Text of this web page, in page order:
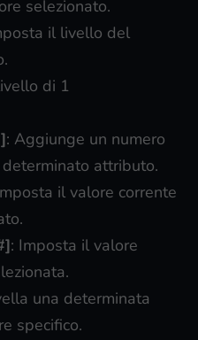
selezionato.
il livello del
di 1
: Aggiunge un numero
attributo.
il valore corrente
: Imposta il valore
una determinata
specifico.